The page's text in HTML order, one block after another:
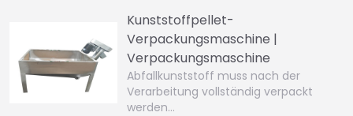
Kunststoffpellet-
Verpackungsmaschine |
Verpackungsmaschine
Abfallkunststoff muss nach der
Verarbeitung vollständig verpackt
werden…